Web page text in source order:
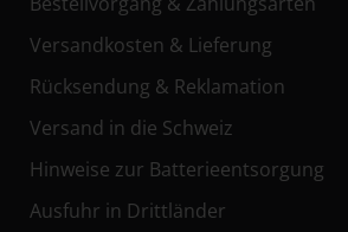
Versandkosten & Lieferung
Rücksendung & Reklamation
Versand in die Schweiz
Hinweise zur Batterieentsorgung
Ausfuhr in Drittländer